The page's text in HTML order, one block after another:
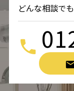
どんな相談で